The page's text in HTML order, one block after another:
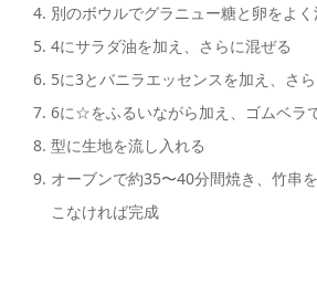
別のボウルでグラニュー糖と卵をよ
4にサラダ油を加え、さらに混ぜる
5に3とバニラエッセンスを加え、さ
6に☆をふるいながら加え、ゴムベラ
型に生地を流し入れる
オーブンで約35〜40分間焼き、竹串
こなければ完成